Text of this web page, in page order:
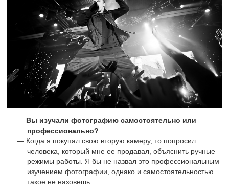
Вы изучали фотографию самостоятельно или
профессионально?
Когда я покупал свою вторую камеру, то попросил
человека, который мне ее продавал, объяснить ручные
режимы работы. Я бы не назвал это профессиональным
изучением фотографии, однако и самостоятельностью
такое не назовешь.